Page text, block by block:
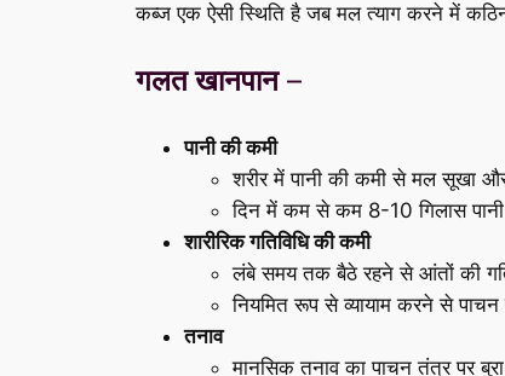
कब्ज एक ऐसी स्थिति है जब मल त्याग करने में
गलत खानपान–
पानी की कमी
शरीर में पानी की कमी से मल सूखा
दिन में कम से कम 8-10 गिलास पानी
शारीरिक गतिविधि की कमी
लंबे समय तक बैठे रहने से आंतों की
नियमित रूप से व्यायाम करने से
तनाव
मानसिक तनाव का पाचन तंत्र पर